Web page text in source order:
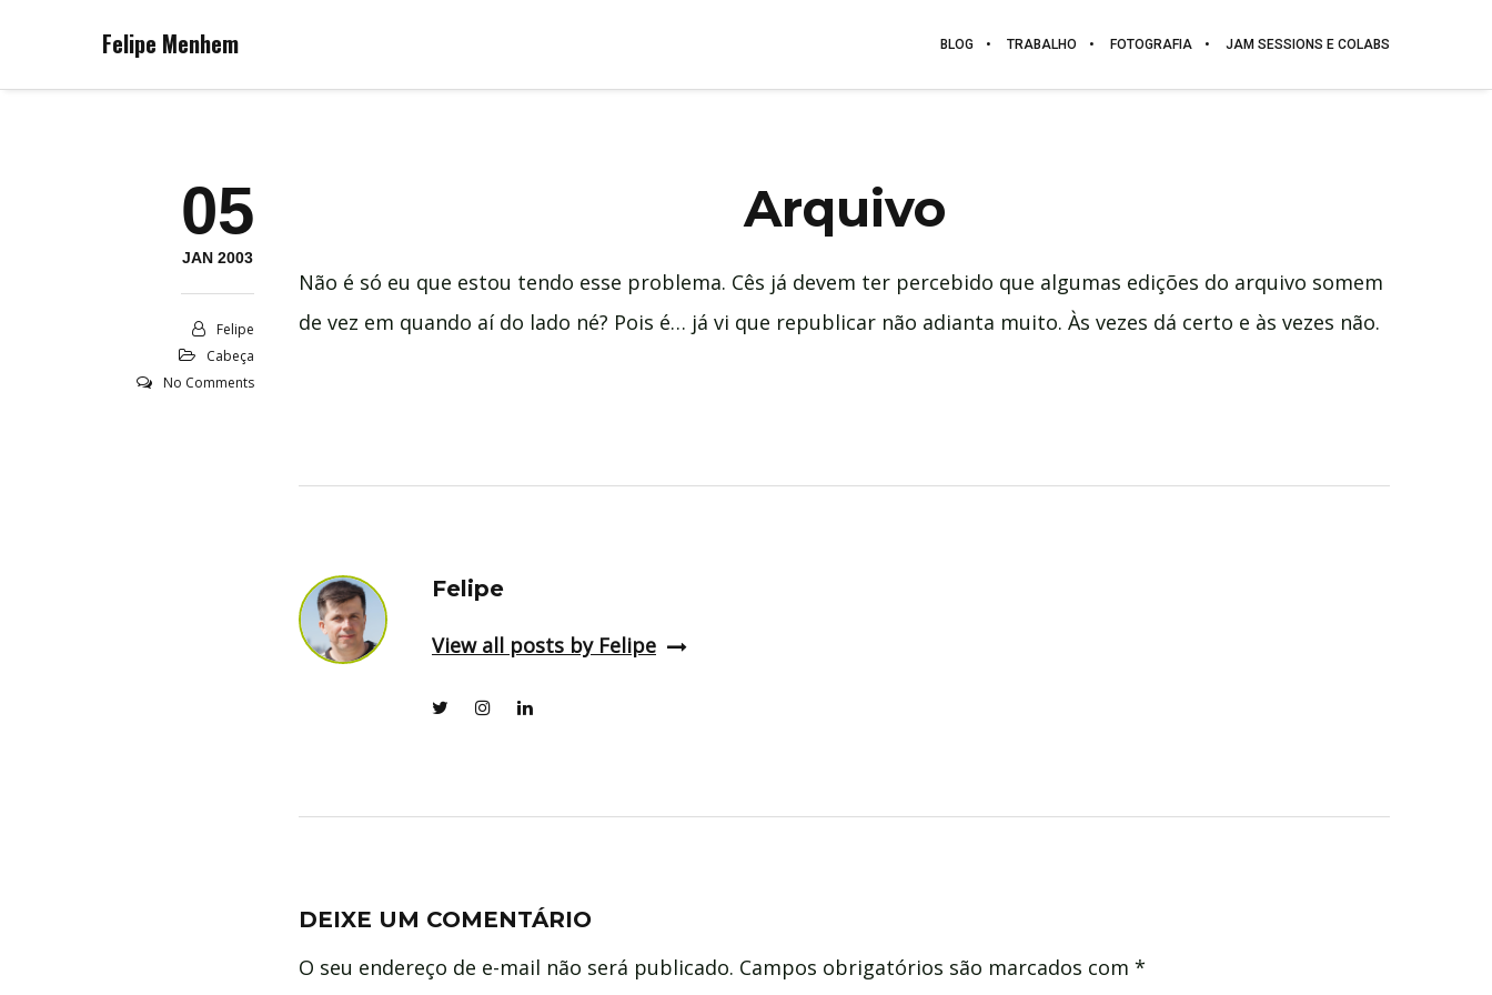
Felipe Menhem BLOG TRABALHO FOTOGRAFIA JAM SESSIONS E COLABS
05
JAN 2003
Felipe
Cabeça
No Comments
Arquivo
Não é só eu que estou tendo esse problema. Cês já devem ter percebido que algumas edições do arquivo somem
de vez em quando aí do lado né? Pois é… já vi que republicar não adianta muito. Às vezes dá certo e às vezes não.
Felipe
View all posts by Felipe
DEIXE UM COMENTÁRIO
O seu endereço de e-mail não será publicado. Campos obrigatórios são marcados com *